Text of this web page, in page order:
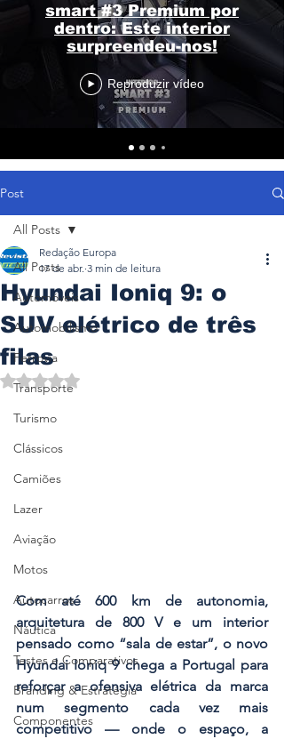
smart #3 Premium por
dentro: Este interior
surpreendeu-nos!
Reproduzir vídeo
Post
All Posts
Automóveis
Automobilismo
Ferrovia
Transporte
Turismo
Clássicos
Camiões
Lazer
Aviação
Motos
Autocarros
Náutica
Testes e Comparativos
Branding & Estratégia
Componentes
All Posts
Hyundai Ioniq 9: o
SUV elétrico de três
filas
Redação Europa
17 de abr. 3 min de leitura
Avaliado com NaN de 5 estrelas.
Com até 600 km de autonomia,
arquitetura de 800 V e um interior
pensado como “sala de estar”, o novo
Hyundai Ioniq 9 chega a Portugal para
reforçar a ofensiva elétrica da marca
num segmento cada vez mais
competitivo — onde o espaço, a